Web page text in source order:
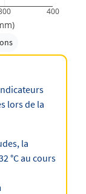
400
lors de la
la
°C au cours